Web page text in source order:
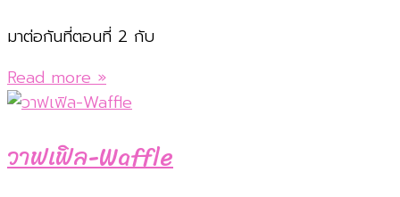
มาต่อกันที่ตอนที่ 2 กับ
Read more »
วาฟเฟิล-Waffle